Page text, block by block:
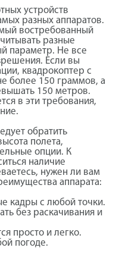
устройств
разных аппаратов.
востребованный
разные
параметр. Не все
Если вы
квадрокоптер с
более 150 граммов, а
150 метров.
в эти требования,
обратить
полета,
опции. К
наличие
нужен ли вам
аппарата:
кадры с любой точки.
без раскачивания и
просто и легко.
погоде.